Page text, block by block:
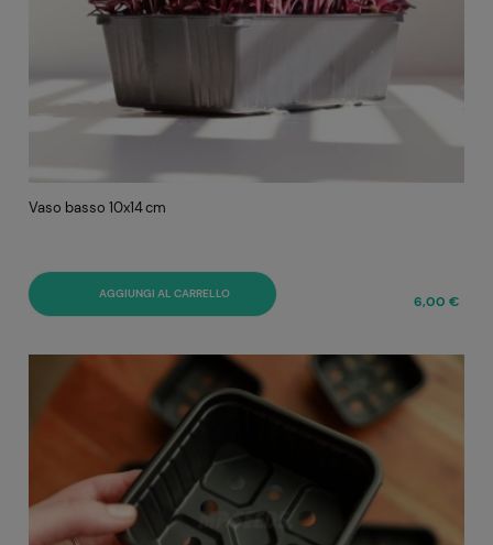
Vaso basso 10x14 cm
6,00 €
AGGIUNGI AL CARRELLO